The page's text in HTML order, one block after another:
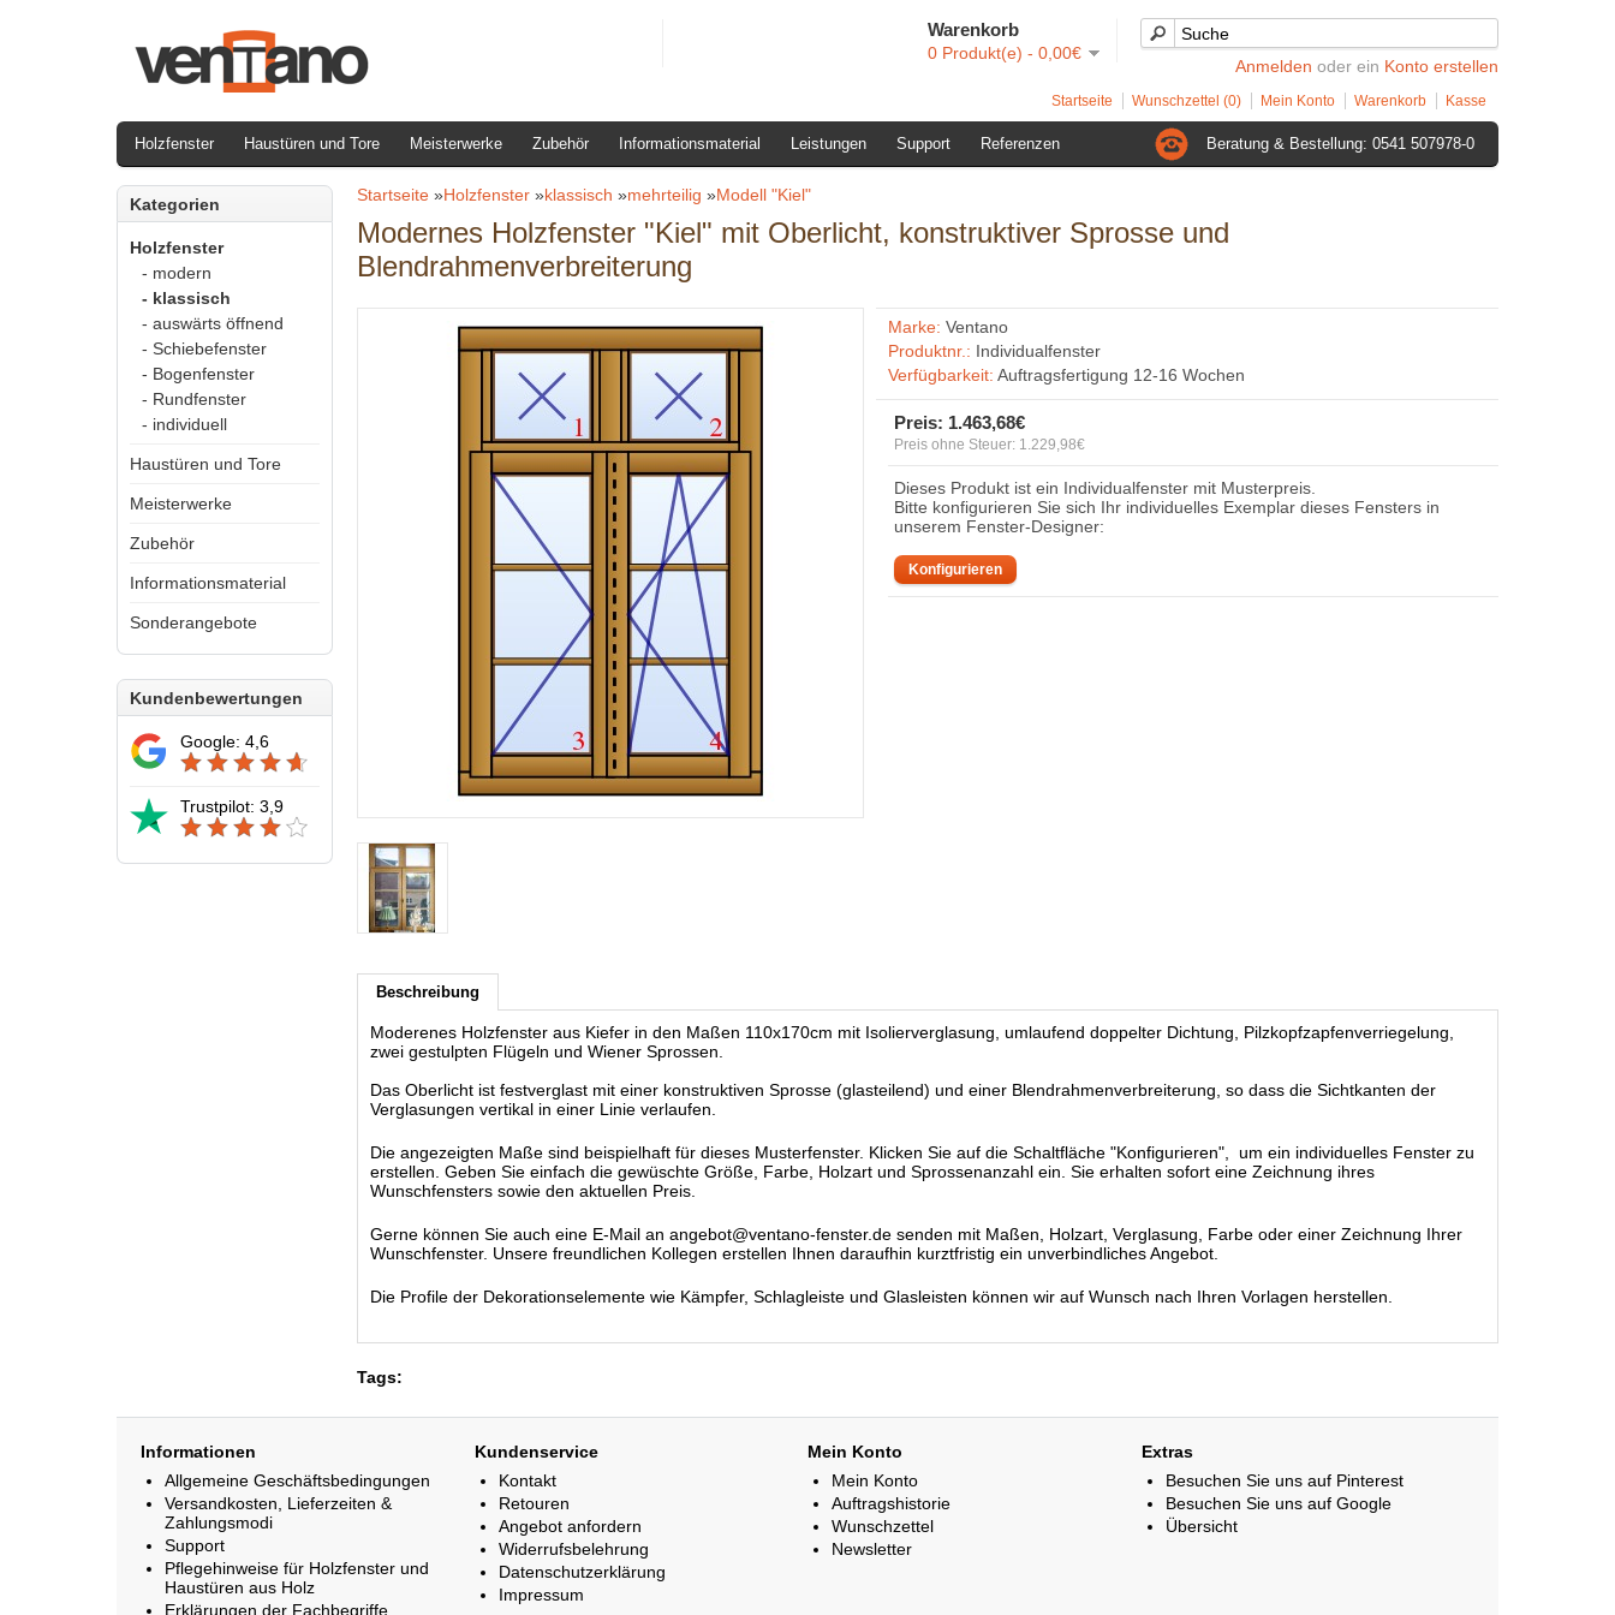
Warenkorb
0 Produkt(e) - 0,00€
Anmelden oder ein Konto erstellen
Startseite Wunschzettel (0) Mein Konto Warenkorb Kasse
Holzfenster Haustüren und Tore Meisterwerke Zubehör Informationsmaterial Leistungen Support Referenzen Beratung & Bestellung: 0541 507978-0
Kategorien
Holzfenster
- modern
- klassisch
- auswärts öffnend
- Schiebefenster
- Bogenfenster
- Rundfenster
- individuell
Haustüren und Tore
Meisterwerke
Zubehör
Informationsmaterial
Sonderangebote
Kundenbewertungen
Google: 4,6
Trustpilot: 3,9
Startseite »Holzfenster »klassisch »mehrteilig »Modell "Kiel"
Modernes Holzfenster "Kiel" mit Oberlicht, konstruktiver Sprosse und
Blendrahmenverbreiterung
Marke: Ventano
Produktnr.: Individualfenster
Verfügbarkeit: Auftragsfertigung 12-16 Wochen
Preis: 1.463,68€
Preis ohne Steuer: 1.229,98€
Dieses Produkt ist ein Individualfenster mit Musterpreis.
Bitte konfigurieren Sie sich Ihr individuelles Exemplar dieses Fensters in
unserem Fenster-Designer:
Beschreibung
Moderenes Holzfenster aus Kiefer in den Maßen 110x170cm mit Isolierverglasung, umlaufend doppelter Dichtung, Pilzkopfzapfenverriegelung,
zwei gestulpten Flügeln und Wiener Sprossen.
Das Oberlicht ist festverglast mit einer konstruktiven Sprosse (glasteilend) und einer Blendrahmenverbreiterung, so dass die Sichtkanten der
Verglasungen vertikal in einer Linie verlaufen.
Die angezeigten Maße sind beispielhaft für dieses Musterfenster. Klicken Sie auf die Schaltfläche "Konfigurieren", um ein individuelles Fenster zu
erstellen. Geben Sie einfach die gewüschte Größe, Farbe, Holzart und Sprossenanzahl ein. Sie erhalten sofort eine Zeichnung ihres
Wunschfensters sowie den aktuellen Preis.
Gerne können Sie auch eine E-Mail an angebot@ventano-fenster.de senden mit Maßen, Holzart, Verglasung, Farbe oder einer Zeichnung Ihrer
Wunschfenster. Unsere freundlichen Kollegen erstellen Ihnen daraufhin kurztfristig ein unverbindliches Angebot.
Die Profile der Dekorationselemente wie Kämpfer, Schlagleiste und Glasleisten können wir auf Wunsch nach Ihren Vorlagen herstellen.
Tags:
Informationen
Allgemeine Geschäftsbedingungen
Versandkosten, Lieferzeiten &
Zahlungsmodi
Support
Pflegehinweise für Holzfenster und
Haustüren aus Holz
Erklärungen der Fachbegriffe
Kundenservice
Kontakt
Retouren
Angebot anfordern
Widerrufsbelehrung
Datenschutzerklärung
Impressum
Mein Konto
Mein Konto
Auftragshistorie
Wunschzettel
Newsletter
Extras
Besuchen Sie uns auf Pinterest
Besuchen Sie uns auf Google
Übersicht